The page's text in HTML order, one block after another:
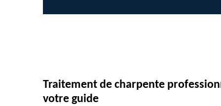
Traitement de charpente
votre guide